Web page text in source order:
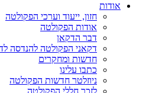
אודות
חזון, ייעוד וערכי הפקולטה
אודות הפקולטה
דבר הדקאן
דקאני הפקולטה להנדסה
חדשות ומחקרים
כתבו עלינו
ניוזלטר חדשות הפקולטה
לזכר חללי הפקולטה